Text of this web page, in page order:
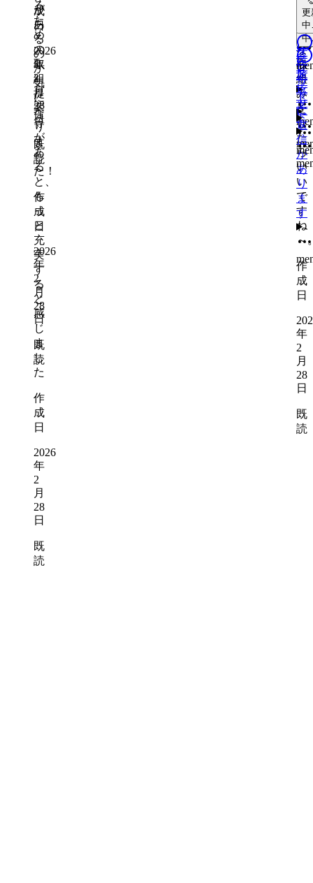
る
た
め
の
取
組
提
案
等
が
あ
る
と、
も
っ
と
充
実
す
る
と
感
じ
ま
し
た
作
成
日
2026
年
2
月
28
日
既
読
よ
う
な
取
組
み
を
し
た
ら
い
い
で
す
ね
～
作
成
日
年
2
月
28
日
既
読
が
あ
る
の
か
気
に
な
り
ま
し
た！
作
成
日
2026
年
2
月
28
日
既
読
ス
レ
ッ
ド
ス
レ
ッ
ド
成
日
2026
年
2
月
28
日
既
読
レ
ッ
ド
ス
レ
ッ
ド
に
返
信
が
あ
り
ま
す
ド
更
ス
レ
ッ
ド
更
ス
レ
ッ
ド